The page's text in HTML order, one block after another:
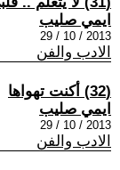
ايمي صليب
2013 / 10 / 29
الادب والفن
(32) أكنت تهواها
ايمي صليب
2013 / 10 / 29
الادب والفن